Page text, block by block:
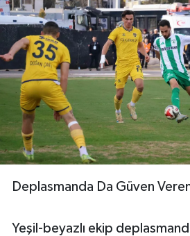
Deplasmanda Da Güven
Yeşil-beyazlı ekip